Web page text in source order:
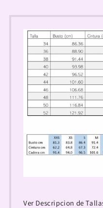
Ver Descripcion de